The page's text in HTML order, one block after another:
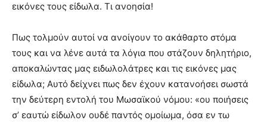
εικόνες τους είδωλα. Τι ανοησία!
Πως τολμούν αυτοί να ανοίγουν το ακάθαρτο στόμα
τους και να λένε αυτά τα λόγια που στάζουν δηλητήριο,
αποκαλώντας μας ειδωλολάτρες και τις εικόνες μας
είδωλα; Αυτό δείχνει πως δεν έχουν κατανοήσει σωστά
την δεύτερη εντολή του Μωσαϊκού νόμου: «ου ποιήσεις
σ’ εαυτώ είδωλον ουδέ παντός ομοίωμα, όσα εν τω